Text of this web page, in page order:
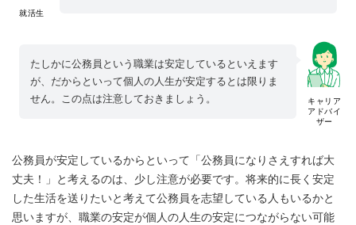
就活生
キャリア
アドバイ
ザー
たしかに公務員という職業は安定しているといえます
が、だからといって個人の人生が安定するとは限りま
せん。この点は注意しておきましょう。
公務員が安定しているからといって「公務員になりさえすれば大
丈夫！」と考えるのは、少し注意が必要です。将来的に長く安定
した生活を送りたいと考えて公務員を志望している人もいるかと
思いますが、職業の安定が個人の人生の安定につながらない可能